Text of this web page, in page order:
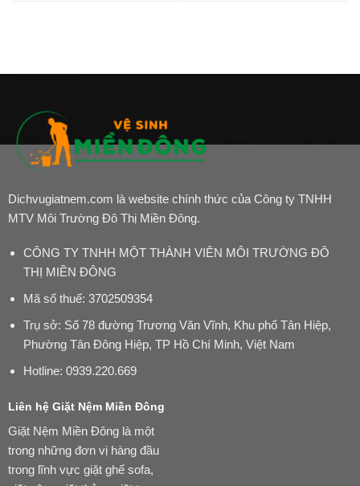
Dichvugiatnem.com là website chính thức của Công ty TNHH
MTV Môi Trường Đô Thị Miền Đông.
CÔNG TY TNHH MỘT THÀNH VIÊN MÔI TRƯỜNG ĐÔ
THỊ MIỀN ĐÔNG
Mã số thuế: 3702509354
Trụ sở: Số 78 đường Trương Văn Vĩnh, Khu phố Tân Hiệp,
Phường Tân Đông Hiệp, TP Hồ Chí Minh, Việt Nam
Hotline:0939.220.669
Liên hệ Giặt Nệm Miền Đông
Giặt Nệm Miền Đông là một
trong những đơn vị hàng đầu
trong lĩnh vực giặt ghế sofa,